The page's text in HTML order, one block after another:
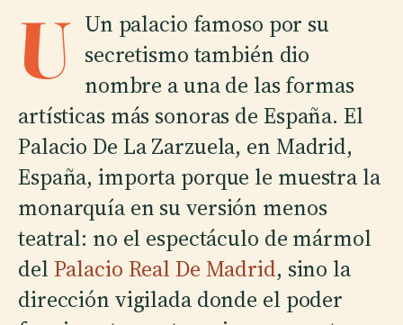
U Un palacio famoso por su
secretismo también dio
nombre a una de las formas
artísticas más sonoras de España. El
Palacio De La Zarzuela, en Madrid,
España, importa porque le muestra la
monarquía en su versión menos
teatral: no el espectáculo de mármol
del Palacio Real De Madrid, sino la
dirección vigilada donde el poder